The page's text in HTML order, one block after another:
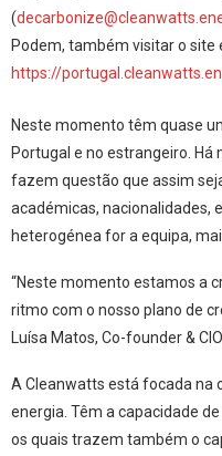
(
Podem, também visitar o site
https://
Neste momento têm quase
Portugal e no estrangeiro.
fazem questão que assim
académicas, nacionalidades,
heterogénea for a equipa,
“Neste momento estamos a
ritmo com o nosso plano de
Luísa Matos, Co-founder &
A Cleanwatts está focada na
energia. Têm a capacidade
os quais trazem também o